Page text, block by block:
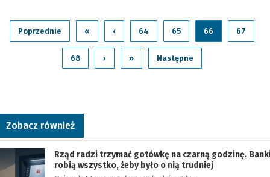
Poprzednie « ‹ 64 65 66 67
68 › » Następne
Zobacz również
Rząd radzi trzymać gotówkę na czarną godzinę.
robią wszystko, żeby było o nią trudniej